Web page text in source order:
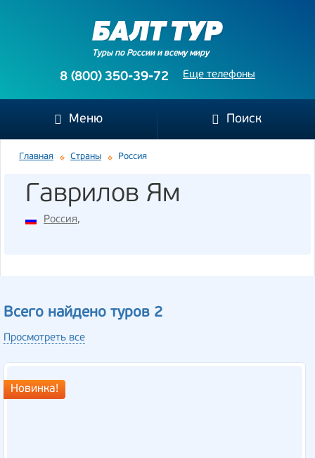
Туры по России и всему миру
Еще телефоны
8 (800) 350-39-72
Меню Поиск
Главная Страны Россия
Гаврилов Ям
Россия,
Всего найдено туров 2
Просмотреть все
Новинка!